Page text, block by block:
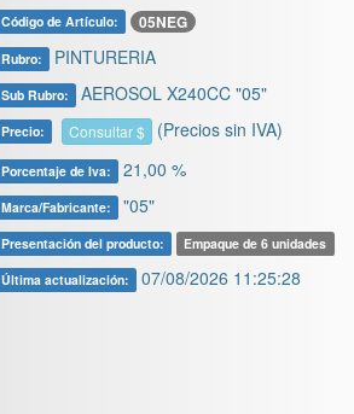
Código de Artículo: 05NEG
Rubro: PINTURERIA
Sub Rubro: AEROSOL X240CC "05"
Precio: Consultar $ (Precios sin IVA)
Porcentaje de Iva: 21,00 %
Marca/Fabricante: "05"
Presentación del producto:
Empaque de 6 unidades
Última actualización:
07/08/2026 11:25:28